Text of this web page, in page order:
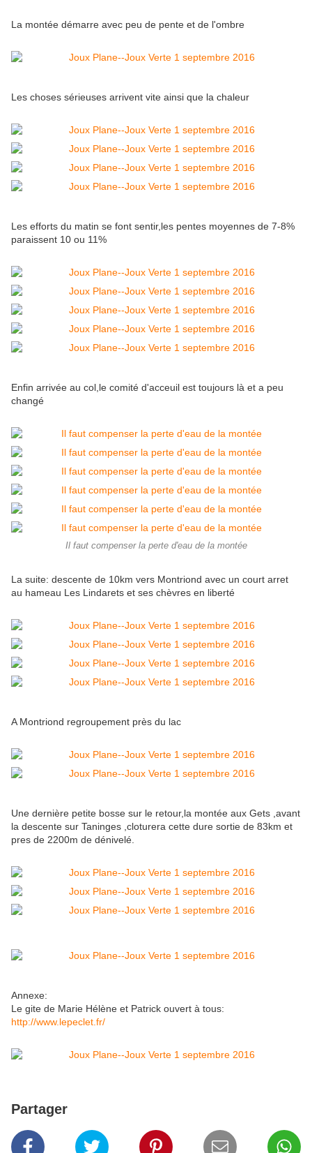
La montée démarre avec peu de pente et de l'ombre
Les choses sérieuses arrivent vite ainsi que la chaleur
Les efforts du matin se font sentir,les pentes moyennes de 7-8%
paraissent 10 ou 11%
Enfin arrivée au col,le comité d'acceuil est toujours là et a peu
changé
Il faut compenser la perte d'eau de la montée
La suite: descente de 10km vers Montriond avec un court arret
au hameau Les Lindarets et ses chèvres en liberté
A Montriond regroupement près du lac
Une dernière petite bosse sur le retour,la montée aux Gets ,avant
la descente sur Taninges ,cloturera cette dure sortie de 83km et
pres de 2200m de dénivelé.
Annexe:
Le gite de Marie Hélène et Patrick ouvert à tous:
http://www.lepeclet.fr/
Partager